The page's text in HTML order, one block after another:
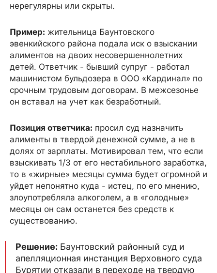
нерегулярны или скрыты.
Пример: жительница Баунтовского
эвенкийского района подала иск о взыскании
алиментов на двоих несовершеннолетних
детей. Ответчик - бывший супруг - работал
машинистом бульдозера в ООО «Кардинал» по
срочным трудовым договорам. В межсезонье
он вставал на учет как безработный.
Позиция ответчика: просил суд назначить
алименты в твердой денежной сумме, а не в
долях от зарплаты. Мотивировал тем, что если
взыскивать 1/3 от его нестабильного заработка,
то в «жирные» месяцы сумма будет огромной и
уйдет непонятно куда - истец, по его мнению,
злоупотребляла алкоголем, а в «голодные»
месяцы он сам останется без средств к
существованию.
Решение: Баунтовский районный суд и
апелляционная инстанция Верховного суда
Бурятии отказали в переходе на твердую